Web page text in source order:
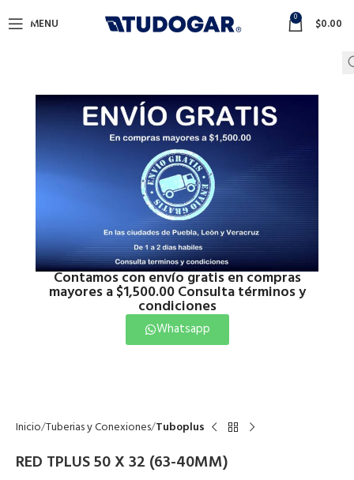
Contamos con envío gratis en compras
mayores a $1,500.00 Consulta términos y
condiciones
Whatsapp
MENU 0 $0.00
Inicio Tuberias y Conexiones Tuboplus
RED TPLUS 50 X 32 (63-40MM)